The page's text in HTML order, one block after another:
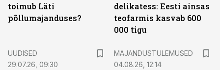
toimub Läti
põllumajanduses?
delikatess: Eesti ainsas
teofarmis kasvab 600
000 tigu
UUDISED
29.07.26, 09:30
MAJANDUSTULEMUSED
04.08.26, 12:14